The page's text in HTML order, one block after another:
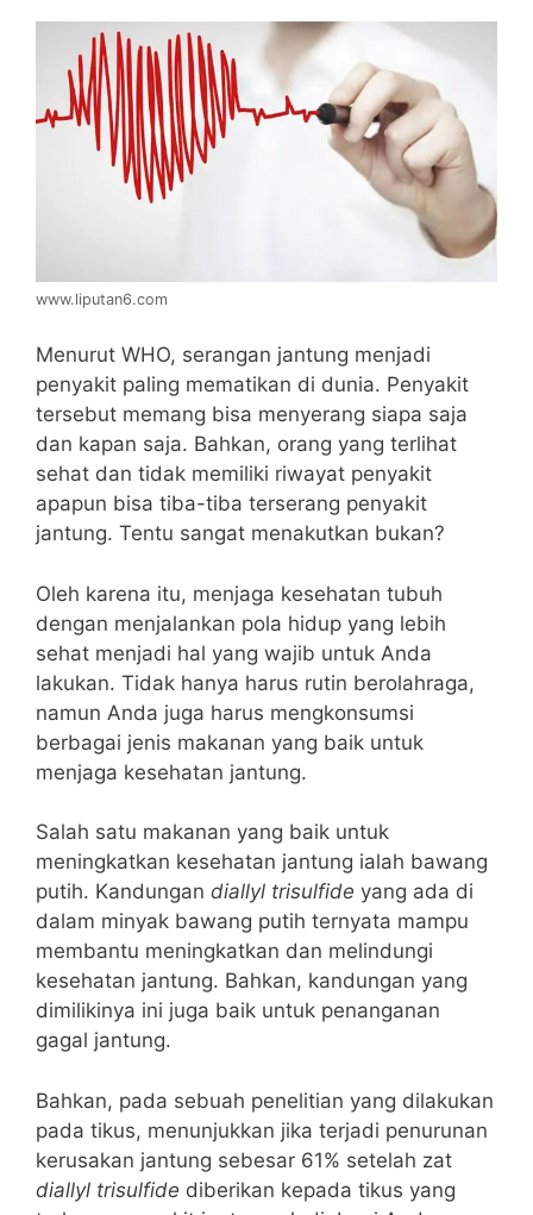
www.liputan6.com
Menurut WHO, serangan jantung menjadi
penyakit paling mematikan di dunia. Penyakit
tersebut memang bisa menyerang siapa saja
dan kapan saja. Bahkan, orang yang terlihat
sehat dan tidak memiliki riwayat penyakit
apapun bisa tiba-tiba terserang penyakit
jantung. Tentu sangat menakutkan bukan?
Oleh karena itu, menjaga kesehatan tubuh
dengan menjalankan pola hidup yang lebih
sehat menjadi hal yang wajib untuk Anda
lakukan. Tidak hanya harus rutin berolahraga,
namun Anda juga harus mengkonsumsi
berbagai jenis makanan yang baik untuk
menjaga kesehatan jantung.
Salah satu makanan yang baik untuk
meningkatkan kesehatan jantung ialah bawang
putih. Kandungan diallyl trisulfide yang ada di
dalam minyak bawang putih ternyata mampu
membantu meningkatkan dan melindungi
kesehatan jantung. Bahkan, kandungan yang
dimilikinya ini juga baik untuk penanganan
gagal jantung.
Bahkan, pada sebuah penelitian yang dilakukan
pada tikus, menunjukkan jika terjadi penurunan
kerusakan jantung sebesar 61% setelah zat
diallyl trisulfide diberikan kepada tikus yang